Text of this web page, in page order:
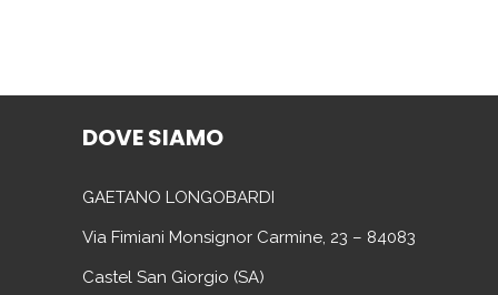
DOVE SIAMO
GAETANO LONGOBARDI
Via Fimiani Monsignor Carmine, 23 – 84083
Castel San Giorgio (SA)